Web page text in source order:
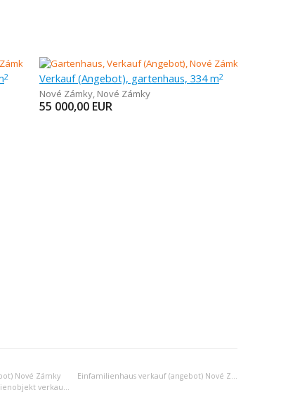
2 Verkauf (Angebot), gartenhaus, 334 m2
Nové Zámky, Nové Zámky
55 000,00 EUR
Nové Zámky
Einfamilienhaus verkauf (angebot) Nové Zámky
Anderes wohn- oder ferienobjekt verkauf (angebot) Nové Zámky